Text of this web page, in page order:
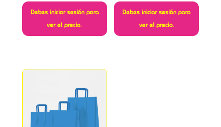
Debes iniciar sesión para
ver el precio.
Debes iniciar sesión para
ver el precio.